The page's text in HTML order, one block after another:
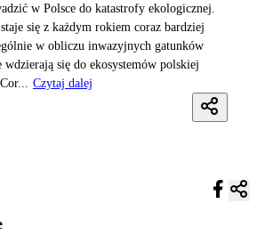
w Polsce do katastrofy ekologicznej.
się z każdym rokiem coraz bardziej
w obliczu inwazyjnych gatunków
się do ekosystemów polskiej
Czytaj dalej